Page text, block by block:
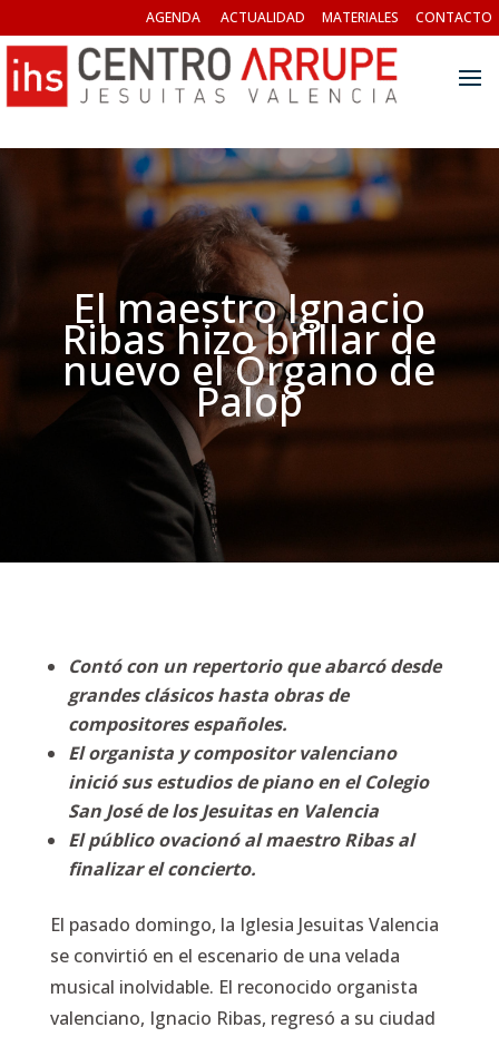
AGENDA ACTUALIDAD MATERIALES CONTACTO
El maestro Ignacio
Ribas hizo brillar de
nuevo el Órgano de
Palop
Contó con un repertorio que abarcó desde
grandes clásicos hasta obras de
compositores españoles.
El organista y compositor valenciano
inició sus estudios de piano en el Colegio
San José de los Jesuitas en Valencia
El público ovacionó al maestro Ribas al
finalizar el concierto.
El pasado domingo, la Iglesia Jesuitas Valencia
se convirtió en el escenario de una velada
musical inolvidable. El reconocido organista
valenciano, Ignacio Ribas, regresó a su ciudad